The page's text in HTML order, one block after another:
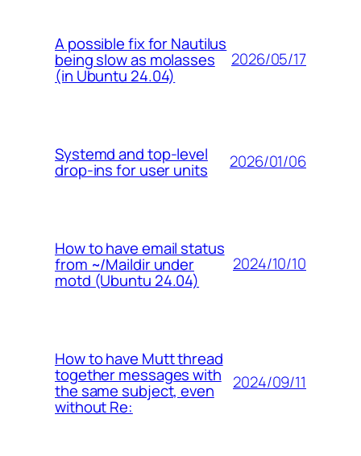
A possible fix for Nautilus
being slow as molasses
(in Ubuntu 24.04)
2026/05/17
Systemd and top-level
drop-ins for user units 2026/01/06
How to have email status
from ~/Maildir under
motd (Ubuntu 24.04)
2024/10/10
How to have Mutt thread
together messages with
the same subject, even
without Re:
2024/09/11